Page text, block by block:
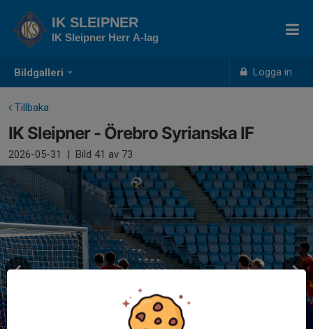
Bildgalleri Logga in
IK SLEIPNER
IK Sleipner Herr A-lag
Tillbaka
IK Sleipner - Örebro Syrianska IF
2026-05-31 | Bild 41 av 73